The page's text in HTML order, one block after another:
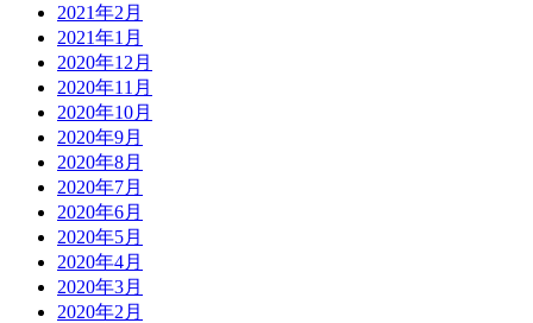
2021年2月
2021年1月
2020年12月
2020年11月
2020年10月
2020年9月
2020年8月
2020年7月
2020年6月
2020年5月
2020年4月
2020年3月
2020年2月